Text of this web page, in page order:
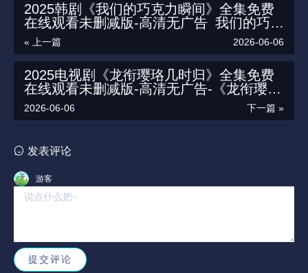
2025韩剧《我们的巧克力瞬间》全集免费
在线观看未删减版-高清无广告_我们的巧克
力瞬间在线观看-《我们的巧克力瞬间》无
广告高清完整版在线观看_VS策驰影院
« 上一篇 2026-06-06
2025电视剧《龙衔璎珞几时归》全集免费
在线观看未删减版-高清无广告-《龙衔璎珞
几时归》无广告高清完整版在线观看_VS策
驰影院
下一篇 »
2026-06-06
发表评论
游客